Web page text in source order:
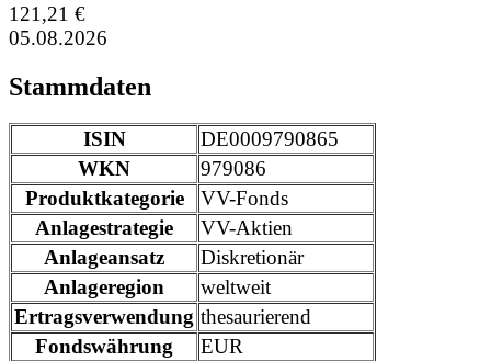
121,21 €
05.08.2026
Stammdaten
ISIN
DE0009790865
WKN
979086
Produktkategorie
VV-Fonds
Anlagestrategie
VV-Aktien
Anlageansatz
Diskretionär
Anlageregion
weltweit
Ertragsverwendung thesaurierend
Fondswährung
EUR